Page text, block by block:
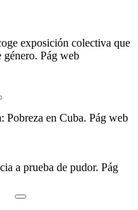
exposición colectiva que
género. Pág web
Pobreza en Cuba. Pág web
a prueba de pudor. Pág